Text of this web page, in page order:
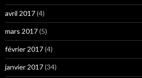
avril 2017(4)
mars 2017(5)
février 2017(4)
janvier 2017(34)